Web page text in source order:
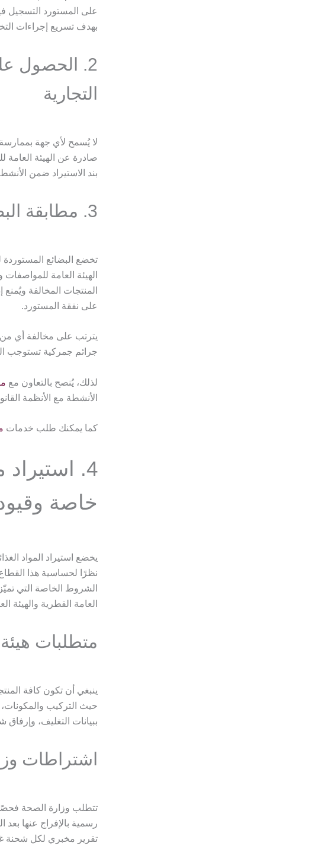
على المستورد التسجيل
بهدف تسريع إجراءات
2. الحصول
التجارية
لا يُسمح لأي جهة
صادرة عن الهيئة العامة
بند الاستيراد ضمن
3. مطابقة البضائع للمواصفات القياسية القطرية
تخضع البضائع
الهيئة العامة
المنتجات المخالفة
على نفقة المستورد.
يترتب على مخالفة أي من
جرائم جمركية تستوجب
لذلك، يُنصح بالتعاون مع
الأنشطة مع الأنظمة
كما يمكنك طلب خدمات
4.
خاصة
يخضع استيراد المواد
نظرًا لحساسية هذا
الشروط الخاصة التي
العامة القطرية والهيئة
متطلبات
ينبغي أن تكون كافة
حيث التركيب
ببيانات التغليف،
اشتراطات
تتطلب وزارة الصحة فحصًا
رسمية بالإفراج عنها بعد
تقرير مخبري لكل شحنة